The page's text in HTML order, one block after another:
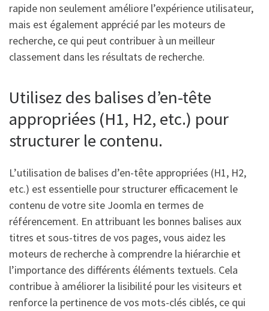
rapide non seulement améliore l’expérience utilisateur,
mais est également apprécié par les moteurs de
recherche, ce qui peut contribuer à un meilleur
classement dans les résultats de recherche.
Utilisez des balises d’en-tête
appropriées (H1, H2, etc.) pour
structurer le contenu.
L’utilisation de balises d’en-tête appropriées (H1, H2,
etc.) est essentielle pour structurer efficacement le
contenu de votre site Joomla en termes de
référencement. En attribuant les bonnes balises aux
titres et sous-titres de vos pages, vous aidez les
moteurs de recherche à comprendre la hiérarchie et
l’importance des différents éléments textuels. Cela
contribue à améliorer la lisibilité pour les visiteurs et
renforce la pertinence de vos mots-clés ciblés, ce qui